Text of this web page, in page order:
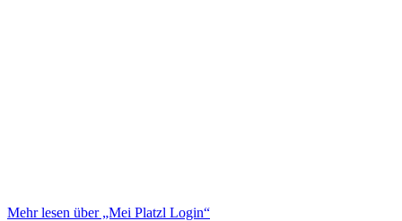
Mehr lesen über „Mei Platzl Login“